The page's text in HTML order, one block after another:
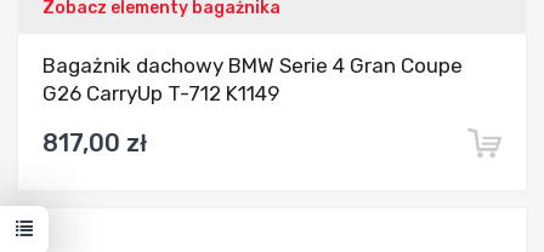
Zobacz elementy bagażnika
Bagażnik dachowy BMW Serie 4 Gran Coupe
G26 CarryUp T-712 K1149
817,00 zł